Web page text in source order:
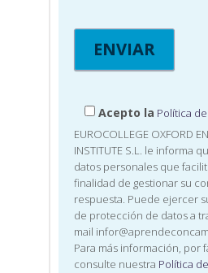
Acepto la Política
EUROCOLLEGE OXFORD
INSTITUTE S.L. le informa
datos personales que
finalidad de gestionar su
respuesta. Puede ejercer
de protección de datos a
mail
Para más información, por
consulte nuestra Política